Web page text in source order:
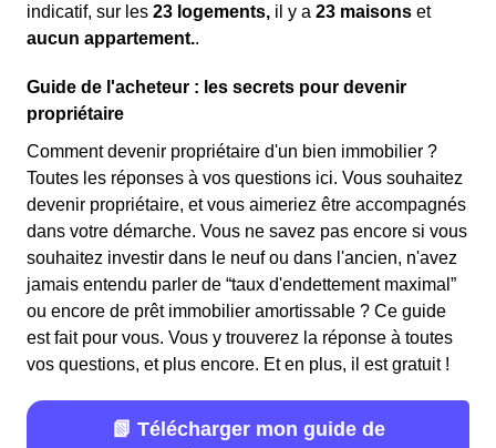
indicatif, sur les 23 logements, il y a 23 maisons et
aucun appartement..
Guide de l'acheteur : les secrets pour devenir
propriétaire
Comment devenir propriétaire d'un bien immobilier ?
Toutes les réponses à vos questions ici. Vous souhaitez
devenir propriétaire, et vous aimeriez être accompagnés
dans votre démarche. Vous ne savez pas encore si vous
souhaitez investir dans le neuf ou dans l'ancien, n'avez
jamais entendu parler de “taux d'endettement maximal”
ou encore de prêt immobilier amortissable ? Ce guide
est fait pour vous. Vous y trouverez la réponse à toutes
vos questions, et plus encore. Et en plus, il est gratuit !
📗 Télécharger mon guide de